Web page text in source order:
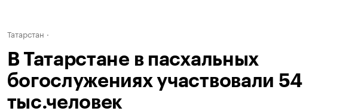
Татарстан
В Татарстане в пасхальных
богослужениях участвовали 54
тыс.человек